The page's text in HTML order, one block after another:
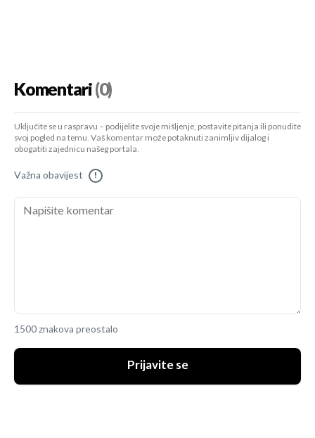
Komentari(0)
Uključite se u raspravu – podijelite svoje mišljenje, postavite pitanja ili ponudite
svoj pogled na temu. Vaš komentar može potaknuti zanimljiv dijalog i
obogatiti zajednicu našeg portala.
Važna obavijest !
1500 znakova preostalo
Prijavite se